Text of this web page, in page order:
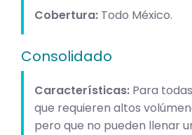
Cobertura: Todo México.
Consolidado
Características: Para
que requieren altos
pero que no pueden llenar